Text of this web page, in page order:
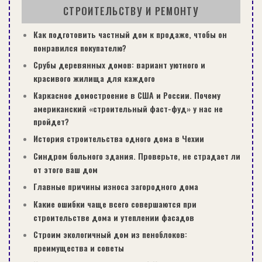
Через самую высокую отметку
приподнимают его на 3 сантиметра. В
результате во всех точках высота стяжки
составит минимум 3 сантиметра.
Поскольку самая высокая из точек может
располагаться в центре помещения, лучше
это проверить. С этой целью по всей
ширине комнаты следует растянуть
малярный шнур и перемещать по всей его
протяженности. При обнаружении новой
нулевой точки, необходимо провести
другой нулевой уровень. В том случае,
когда выступает небольшой участок
поверхности основания, можно просто
удалить его при помощи молотка и зубила,
СТРОИТЕЛЬСТВУ И РЕМОНТУ
Как подготовить частный дом к продаже, чтобы он
понравился покупателю?
Срубы деревянных домов: вариант уютного и
красивого жилища для каждого
Каркасное домостроение в США и России. Почему
американский «строительный фаст-фуд» у нас не
пройдет?
История строительства одного дома в Чехии
Синдром больного здания. Проверьте, не страдает ли
от этого ваш дом
Главные причины износа загородного дома
Какие ошибки чаще всего совершаются при
строительстве дома и утеплении фасадов
Строим экологичный дом из пеноблоков:
преимущества и советы